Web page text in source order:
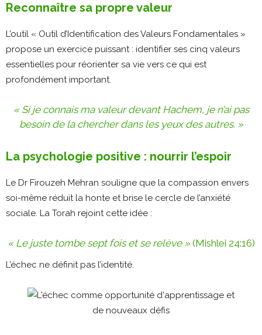
Reconnaître sa propre valeur
L’outil « Outil d’Identification des Valeurs Fondamentales »
propose un exercice puissant : identifier ses cinq valeurs
essentielles pour réorienter sa vie vers ce qui est
profondément important​.
« Si je connais ma valeur devant Hachem, je n’ai pas
besoin de la chercher dans les yeux des autres. »
La psychologie positive : nourrir l’espoir
Le Dr Firouzeh Mehran souligne que la compassion envers
soi-même réduit la honte et brise le cercle de l’anxiété
sociale​. La Torah rejoint cette idée :
« Le juste tombe sept fois et se relève »(Mishlei 24:16)
L’échec ne définit pas l’identité.